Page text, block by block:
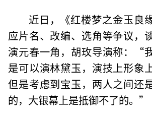
近日，《红楼梦之金玉良
应片名、改编、选角等争议，
演元春一角，胡玫导演称：“
是可以演林黛玉，演技上形象
但是考虑到宝玉，两人之间还
的，大银幕上是抵御不了的。”